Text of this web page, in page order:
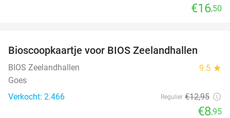
€16,50
Bioscoopkaartje voor BIOS Zeelandhallen
BIOS Zeelandhallen 9.5 star
Goes
Verkocht: 2.466
Regulier €12,95
€8,95